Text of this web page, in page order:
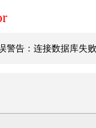
警告：连接数据库失